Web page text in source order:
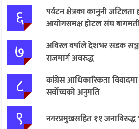
६
पर्यटन क्षेत्रका कानुनी जटिलता
आयोगसमक्ष होटल संघ
७
अविरल वर्षाले देशभर सडक
राजमार्ग अवरुद्ध
८
कांग्रेस आधिकारिकता
सर्वोच्चको अनुमति
९ नगरप्रमुखसहित ११ जनाविरुद्ध